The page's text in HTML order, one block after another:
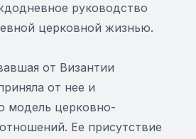
руководство
церковной жизнью.
от Византии
от нее и
модель церковно-
Ее присутствие